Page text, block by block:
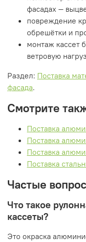
фасадах —
повреждение
обрешётки и
монтаж кассет
ветровую
Раздел: Поставка
фасада.
Смотрите
Поставка
Поставка
Поставка
Поставка
Частые
Что такое
кассеты?
Это окраска